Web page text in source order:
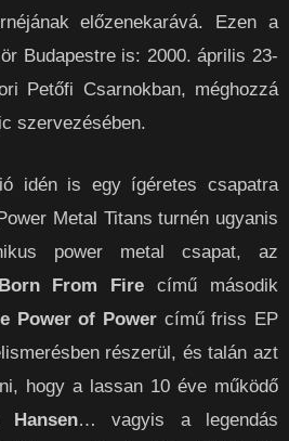
előzenekarává. Ezen a
Budapestre is: 2000. április 23-
Petőfi Csarnokban, méghozzá
szervezésében.
idén is egy ígéretes csapatra
Metal Titans turnén ugyanis
power metal csapat, az
Born From Fire című második
Power of Power című friss EP
részerül, és talán azt
hogy a lassan 10 éve működő
Hansen… vagyis a legendás